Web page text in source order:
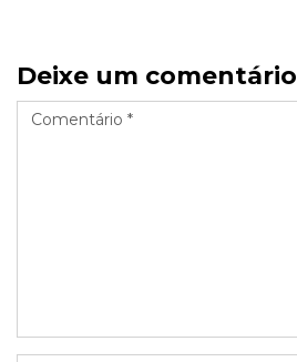
Deixe um comentário